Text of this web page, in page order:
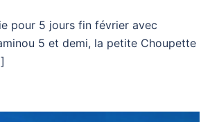
pour 5 jours fin février avec
5 et demi, la petite Choupette